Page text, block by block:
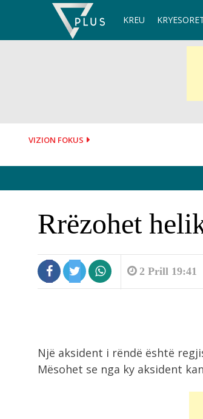
KREU
VIZION FOKUS
Rrëzohet
2 Prill 19:41
Një aksident i rëndë është
Mësohet se nga ky aksident